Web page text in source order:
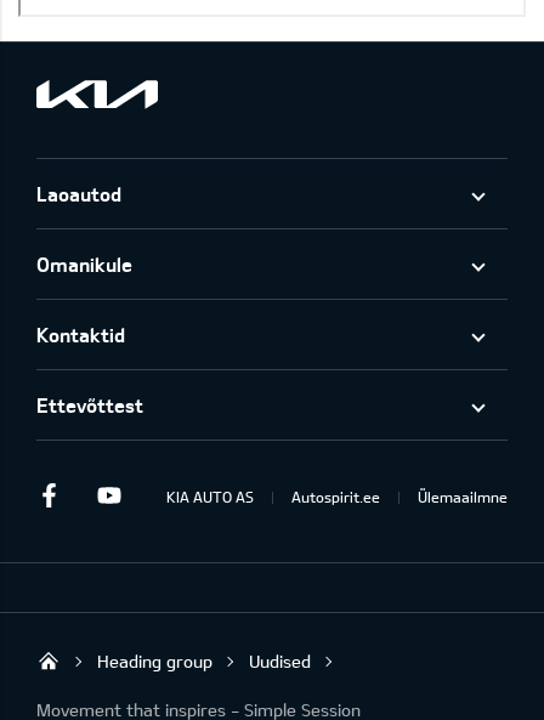
Laoautod
Omanikule
Kontaktid
Ettevõttest
FacebookYoutube
KIA AUTO AS Autospirit.ee Ülemaailmne
Autospirit Tartu OÜ
Heading group Uudised
Movement that inspires - Simple Session